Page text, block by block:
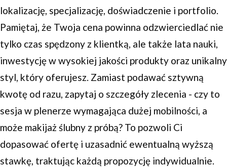
lokalizację, specjalizację, doświadczenie i portfolio.
Pamiętaj, że Twoja cena powinna odzwierciedlać nie
tylko czas spędzony z klientką, ale także lata nauki,
inwestycję w wysokiej jakości produkty oraz unikalny
styl, który oferujesz. Zamiast podawać sztywną
kwotę od razu, zapytaj o szczegóły zlecenia - czy to
sesja w plenerze wymagająca dużej mobilności, a
może makijaż ślubny z próbą? To pozwoli Ci
dopasować ofertę i uzasadnić ewentualną wyższą
stawkę, traktując każdą propozycję indywidualnie.